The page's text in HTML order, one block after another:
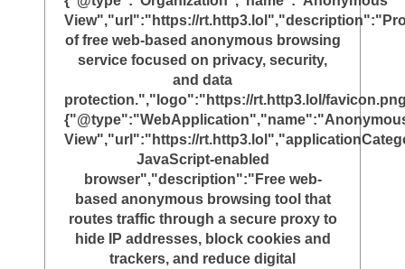
View","url":"https://
of free web-based anonymous browsing
service focused on privacy, security,
and data
protection.","logo":"https://rt.http3.lol/
View","url":"https://
JavaScript-enabled
browser","description":"Free web-
based anonymous browsing tool that
routes traffic through a secure proxy to
hide IP addresses, block cookies and
trackers, and reduce digital